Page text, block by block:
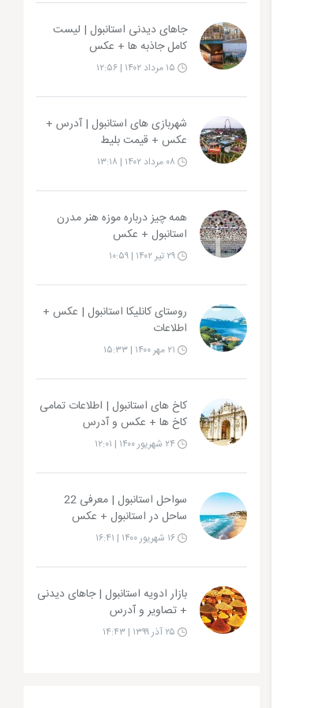
جاهای دیدنی استانبول | لیست
کامل جاذبه ها + عکس
شهربازی های استانبول | آدرس +
عکس + قیمت بلیط
همه چیز درباره موزه هنر مدرن
استانبول + عکس
۲۹ تیر ۱۴۰۲ | ۱۰:۵۹
روستای کانلیکا استانبول | عکس +
اطلاعات
کاخ های استانبول | اطلاعات تمامی
کاخ ها + عکس و آدرس
سواحل استانبول | معرفی 22
ساحل در استانبول + عکس
۱۶ شهریور ۱۴۰۰ | ۱۶:۴۱
بازار ادویه استانبول | جاهای دیدنی
+ تصاویر و آدرس